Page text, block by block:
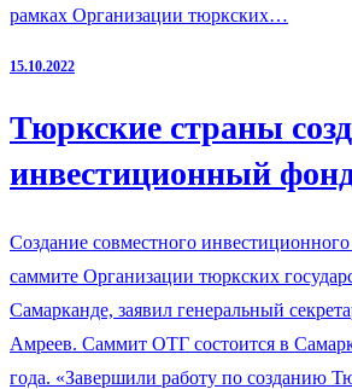
рамках Организации тюркских…
15.10.2022
Тюркские страны
инвестиционный
Создание совместного
саммите Организации тюркских
Самарканде, заявил генеральный
Амреев. Саммит ОТГ состоится в
года. «Завершили работу по созданию